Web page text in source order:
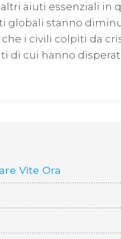
aiuti essenziali in
globali stanno
i civili colpiti da
di cui hanno
Vite Ora